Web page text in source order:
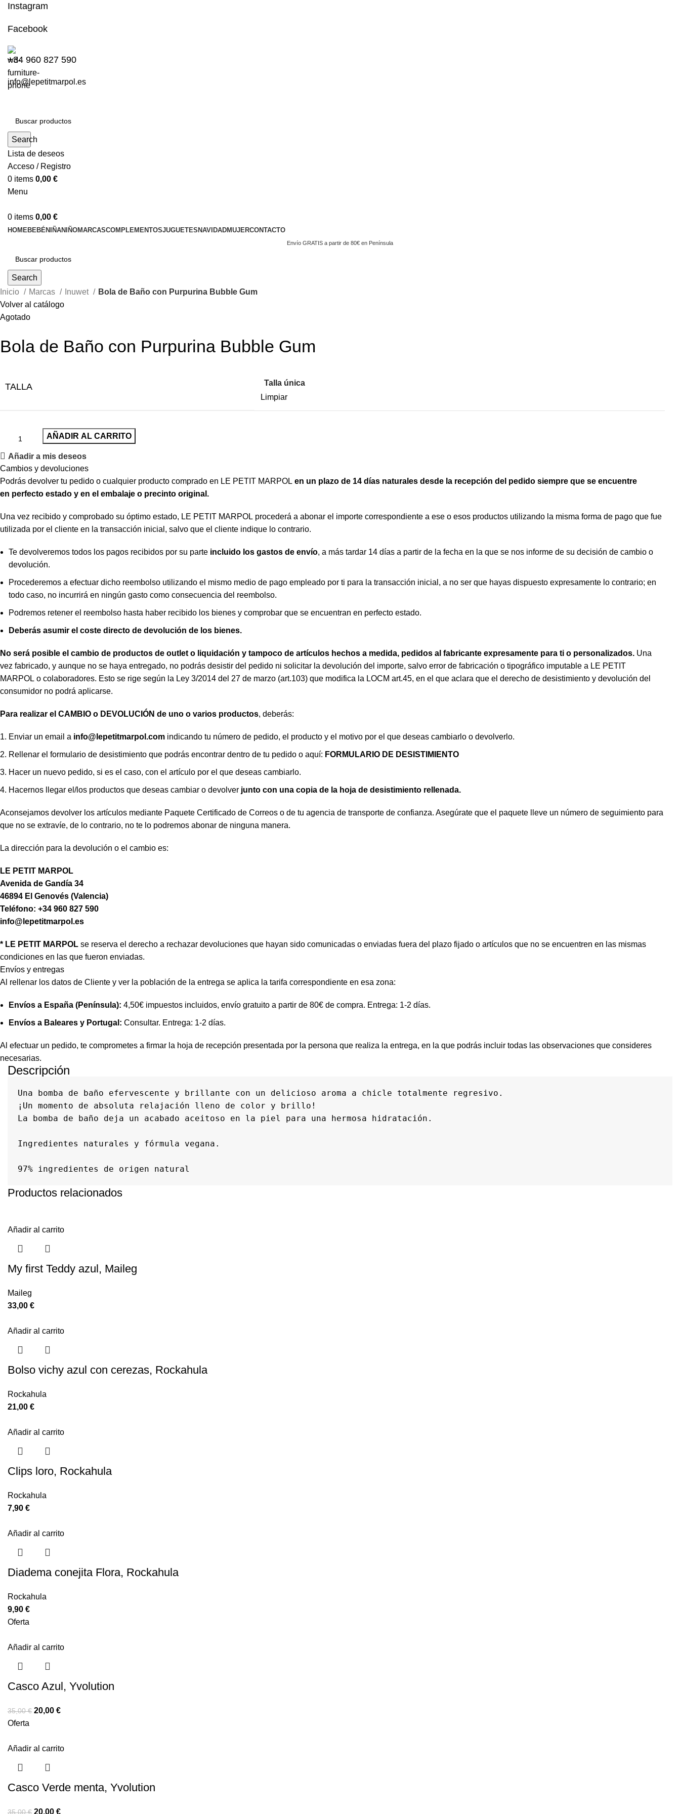
Instagram
Facebook
+34 960 827 590
info@lepetitmarpol.es
Search
Lista de deseos
Acceso / Registro
0 items 0,00 €
Menu
0 items 0,00 €
HOMEBEBÉNIÑANIÑOMARCASCOMPLEMENTOSJUGUETES NAVIDADMUJERCONTACTO
Envío GRATIS a partir de 80€ en Península
Search
Inicio
Marcas Inuwet
Bola de Baño con Purpurina Bubble Gum
Volver al catálogo
Agotado
Bola de Baño con Purpurina Bubble Gum
TALLA
Talla única
Limpiar
AÑADIR AL CARRITO
Añadir a mis deseos
Cambios y devoluciones
Podrás devolver tu pedido o cualquier producto comprado en LE PETIT MARPOL en un plazo de 14 días naturales desde la recepción del pedido siempre que se encuentre
en perfecto estado y en el embalaje o precinto original.
Una vez recibido y comprobado su óptimo estado, LE PETIT MARPOL procederá a abonar el importe correspondiente a ese o esos productos utilizando la misma forma de pago que fue
utilizada por el cliente en la transacción inicial, salvo que el cliente indique lo contrario.
Te devolveremos todos los pagos recibidos por su parte incluido los gastos de envío, a más tardar 14 días a partir de la fecha en la que se nos informe de su decisión de cambio o
devolución.
Procederemos a efectuar dicho reembolso utilizando el mismo medio de pago empleado por ti para la transacción inicial, a no ser que hayas dispuesto expresamente lo contrario; en
todo caso, no incurrirá en ningún gasto como consecuencia del reembolso.
Podremos retener el reembolso hasta haber recibido los bienes y comprobar que se encuentran en perfecto estado.
Deberás asumir el coste directo de devolución de los bienes.
No será posible el cambio de productos de outlet o liquidación y tampoco de artículos hechos a medida, pedidos al fabricante expresamente para ti o personalizados. Una
vez fabricado, y aunque no se haya entregado, no podrás desistir del pedido ni solicitar la devolución del importe, salvo error de fabricación o tipográfico imputable a LE PETIT
MARPOL o colaboradores. Esto se rige según la Ley 3/2014 del 27 de marzo (art.103) que modifica la LOCM art.45, en el que aclara que el derecho de desistimiento y devolución del
consumidor no podrá aplicarse.
Para realizar el CAMBIO o DEVOLUCIÓN de uno o varios productos, deberás:
Enviar un email a info@lepetitmarpol .com indicando tu número de pedido, el producto y el motivo por el que deseas cambiarlo o devolverlo.
Rellenar el formulario de desistimiento que podrás encontrar dentro de tu pedido o aquí: FORMULARIO DE DESISTIMIENTO
Hacer un nuevo pedido, si es el caso, con el artículo por el que deseas cambiarlo.
Hacernos llegar el/los productos que deseas cambiar o devolver junto con una copia de la hoja de desistimiento rellenada.
Aconsejamos devolver los artículos mediante Paquete Certificado de Correos o de tu agencia de transporte de confianza. Asegúrate que el paquete lleve un número de seguimiento para
que no se extravíe, de lo contrario, no te lo podremos abonar de ninguna manera.
La dirección para la devolución o el cambio es:
LE PETIT MARPOL
Avenida de Gandía 34
46894 El Genovés (Valencia)
Teléfono: +34 960 827 590
info@lepetitmarpol.es
* LE PETIT MARPOL se reserva el derecho a rechazar devoluciones que hayan sido comunicadas o enviadas fuera del plazo fijado o artículos que no se encuentren en las mismas
condiciones en las que fueron enviadas.
Envíos y entregas
Al rellenar los datos de Cliente y ver la población de la entrega se aplica la tarifa correspondiente en esa zona:
Envíos a España (Península):4,50€ impuestos incluidos, envío gratuito a partir de 80€ de compra. Entrega: 1-2 días.
Envíos a Baleares y Portugal:Consultar. Entrega: 1-2 días.
Al efectuar un pedido, te comprometes a firmar la hoja de recepción presentada por la persona que realiza la entrega, en la que podrás incluir todas las observaciones que consideres
necesarias.
Descripción
Una bomba de baño efervescente y brillante con un delicioso aroma a chicle totalmente regresivo.
¡Un momento de absoluta relajación lleno de color y brillo!
La bomba de baño deja un acabado aceitoso en la piel para una hermosa hidratación.
Ingredientes naturales y fórmula vegana.
97% ingredientes de origen natural
Productos relacionados
Añadir al carrito
My first Teddy azul, Maileg
Maileg
33,00 €
Añadir al carrito
Bolso vichy azul con cerezas, Rockahula
Rockahula
21,00 €
Añadir al carrito
Clips loro, Rockahula
Rockahula
7,90 €
Añadir al carrito
Diadema conejita Flora, Rockahula
Rockahula
9,90 €
Oferta
Añadir al carrito
Casco Azul, Yvolution
35,00€ 20,00 €
Oferta
Añadir al carrito
Casco Verde menta, Yvolution
35,00€ 20,00 €